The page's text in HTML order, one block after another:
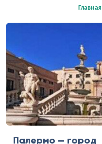
Главная
Палермо — город